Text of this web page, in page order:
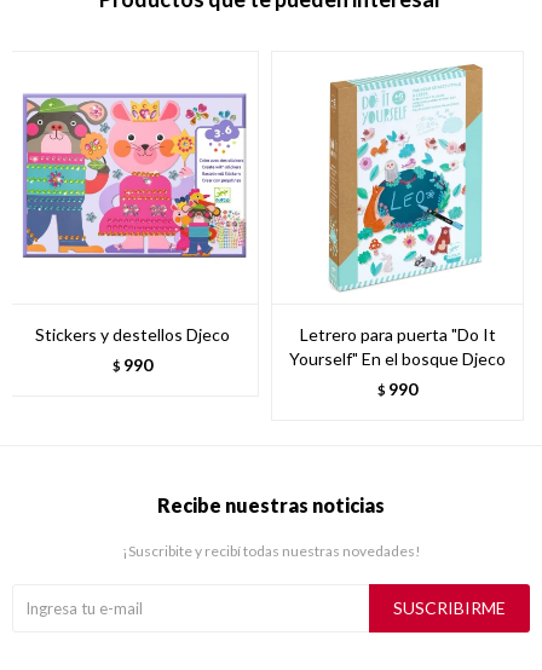
Stickers y destellos Djeco
$ 990
Letrero para puerta "Do It
Yourself" En el bosque Djeco
$ 990
Recibe nuestras noticias
¡Suscribite y recibí todas nuestras novedades!
SUSCRIBIRME